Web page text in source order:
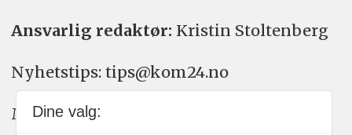
Ansvarlig redaktør: Kristin Stoltenberg
Nyhetstips: tips@kom24.no
Meninger: meninger@kom24.no
Dine valg: